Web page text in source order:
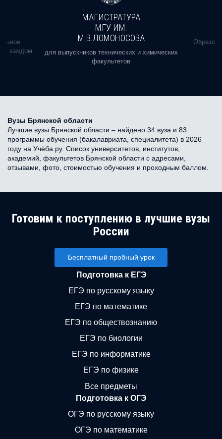
в каждом
МАГИСТРАТУРА
МГУ ИМ.
М.В.ЛОМОНОСОВА
для выпускников технических и химических
факультетов
Вузы Брянской области
Лучшие вузы Брянской области – найдено 34 вуза и 83
программы обучения (бакалавриата, специалитета) в 2026
году на Учёба.ру. Список университетов, институтов,
академий, факультетов Брянской области с адресами,
отзывами, фото, стоимостью обучения и проходным баллом.
Готовим к поступлению в лучшие вузы
России
Бесплатный пробный урок
Подготовка к ЕГЭ
ЕГЭ по русскому языку
ЕГЭ по математике
ЕГЭ по обществознанию
ЕГЭ по биологии
ЕГЭ по информатике
ЕГЭ по физике
Все предметы
Подготовка к ОГЭ
ОГЭ по русскому языку
ОГЭ по математике